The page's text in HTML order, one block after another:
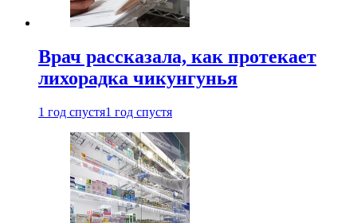
Врач рассказала, как протекает
лихорадка чикунгунья
1 год спустя1 год спустя